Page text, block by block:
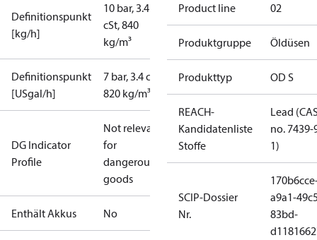
Definitionspunkt
[kg/h]
10 bar, 3.4
cSt, 840
kg/m³
Definitionspunkt
[USgal/h]
7 bar, 3.4 cSt,
820 kg/m³
DG Indicator
Profile
Not relevant
for
dangerous
goods
Enthält Akkus No
Product line 02
Produktgruppe Öldüsen
Produkttyp OD S
REACH-
Kandidatenliste
Stoffe
Lead
no. 7439-
1)
SCIP-Dossier
Nr.
a9a1-
83bd-